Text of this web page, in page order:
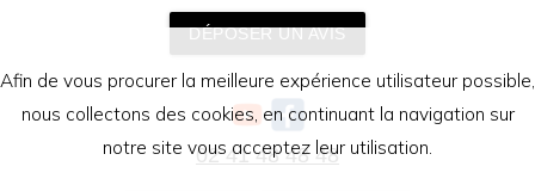
Afin de vous procurer la meilleure expérience utilisateur possible,
nous collectons des cookies, en continuant la navigation sur
notre site vous acceptez leur utilisation.
DÉPOSER UN AVIS
02 41 48 48 48